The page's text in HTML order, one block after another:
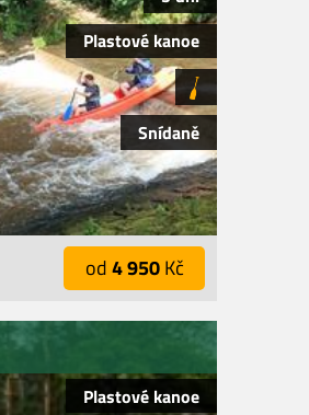
Plastové kanoe
Snídaně
od4 950Kč
Plastové kanoe